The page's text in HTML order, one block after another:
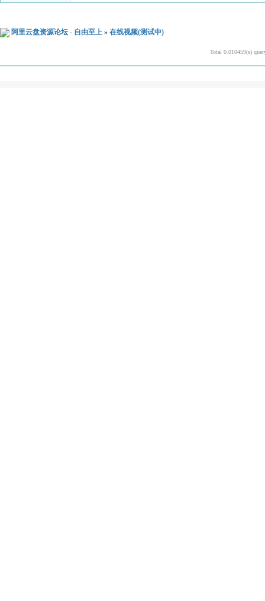
阿里云盘资源论坛 - 自由至上 » 在线视频(测试中)
Total 0.010459(s)